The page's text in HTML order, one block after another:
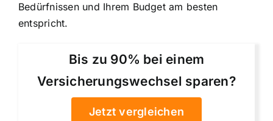
Bedürfnissen und Ihrem Budget am besten
entspricht.
Bis zu 90% bei einem
Versicherungswechsel sparen?
Jetzt vergleichen